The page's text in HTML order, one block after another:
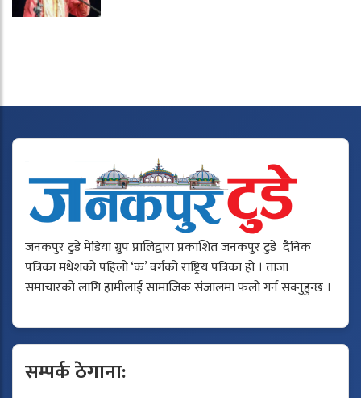
जनकपुर टुडे मेडिया ग्रुप प्रालिद्वारा प्रकाशित जनकपुर टुडे दैनिक
पत्रिका मधेशको पहिलो ‘क’ वर्गको राष्ट्रिय पत्रिका हो । ताजा
समाचारको लागि हामीलाई सामाजिक संजालमा फलो गर्न सक्नुहुन्छ ।
सम्पर्क ठेगाना: